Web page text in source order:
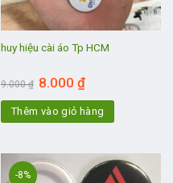
huy hiệu cài áo Tp HCM
9.000₫ Giá
gốc
là:
9.000 ₫.
8.000₫Giá
tại
là:
8.000 ₫.
Thêm vào giỏ hàng
-8%